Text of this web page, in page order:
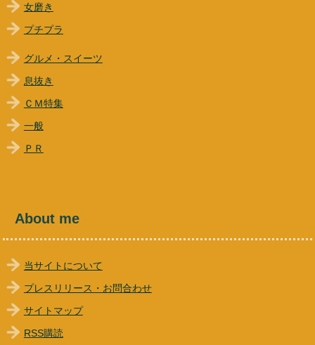
女磨き
プチプラ
グルメ・スイーツ
息抜き
ＣＭ特集
一般
ＰＲ
About me
当サイトについて
プレスリリース・お問合わせ
サイトマップ
RSS購読